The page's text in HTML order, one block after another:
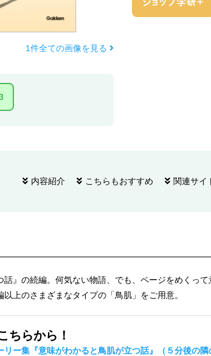
1件全ての画像を見る
内容紹介 こちらもおすすめ 関連サイ
』の続編。何気ない物語、でも、ページをめくっ
上のさまざまなタイプの「鳥肌」をご用意。
ちらから！
リー集『意味がわかると鳥肌が立つ話』（５分後の